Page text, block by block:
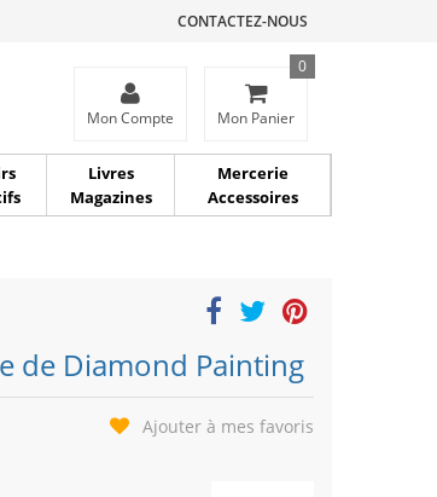
CONTACTEZ-NOUS
Mon Compte Mon Panier
0
Livres
Magazines
Mercerie
Accessoires
de Diamond Painting
Ajouter à mes favoris